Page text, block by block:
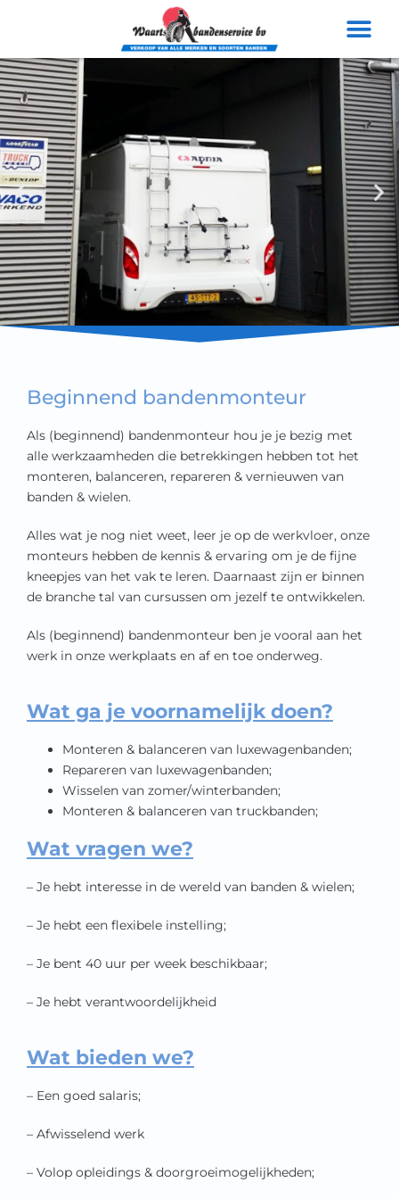
banden
kwaliteit en service staan
hoog in het vaandel
Beginnend bandenmonteur
Als (beginnend) bandenmonteur hou je je bezig met
alle werkzaamheden die betrekkingen hebben tot het
monteren, balanceren, repareren & vernieuwen van
banden & wielen.
Alles wat je nog niet weet, leer je op de werkvloer, onze
monteurs hebben de kennis & ervaring om je de fijne
kneepjes van het vak te leren. Daarnaast zijn er binnen
de branche tal van cursussen om jezelf te ontwikkelen.
Als (beginnend) bandenmonteur ben je vooral aan het
werk in onze werkplaats en af en toe onderweg.
Wat ga je voornamelijk doen?
Monteren & balanceren van luxewagenbanden;
Repareren van luxewagenbanden;
Wisselen van zomer/winterbanden;
Monteren & balanceren van truckbanden;
Wat vragen we?
– Je hebt interesse in de wereld van banden & wielen;
– Je hebt een flexibele instelling;
– Je bent 40 uur per week beschikbaar;
– Je hebt verantwoordelijkheid
Wat bieden we?
– Een goed salaris;
– Afwisselend werk
– Volop opleidings & doorgroeimogelijkheden;